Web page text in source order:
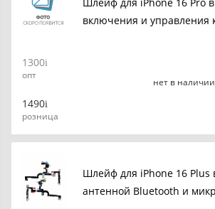
включения и управления
1300
опт
1490
розница
нет в наличии
Шлейф для iPhone 16 Plus
антенной Bluetooth и